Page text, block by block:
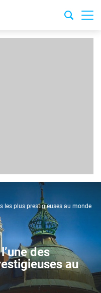
les plus prestigieuses au monde
des
au